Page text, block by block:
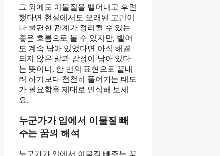
그 외에도 이물질을 뱉어내고 후련
했다면 현실에서도 오래된 고민이
나 불편한 관계가 정리될 수 있는
좋은 흐름으로 볼 수 있지만, 뱉어
도 계속 남아 있었다면 아직 해결
되지 않은 말과 감정이 남아 있다
는 뜻이니, 한 번의 표현으로 끝내
려 하기보다 천천히 풀어가는 태도
가 필요함을 제대로 인식해 보세
요.
누군가가 입에서 이물질 빼
주는 꿈의 해석
누군가가 입에서 이물질 빼주는 꿈